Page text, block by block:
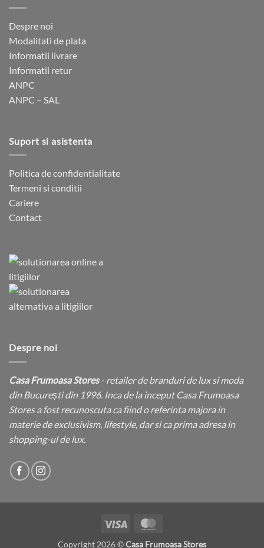
Despre noi
Modalitati de plata
Informatii livrare
Informatii retur
ANPC
ANPC – SAL
Suport si asistenta
Politica de confidentialitate
Termeni si conditii
Cariere
Contact
Despre noi
Casa Frumoasa Stores- retailer de branduri de lux si moda
din București din 1996. Inca de la inceput Casa Frumoasa
Stores a fost recunoscuta ca fiind o referinta majora in
materie de exclusivism, lifestyle, dar si ca prima adresa in
shopping-ul de lux.
Visa
Copyright 2026 ©Casa Frumoasa Stores